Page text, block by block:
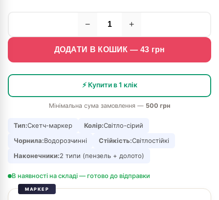
− +
ДОДАТИ В КОШИК — 43 грн
⚡ Купити в 1 клік
Мінімальна сума замовлення — 500 грн
Тип:Скетч-маркер Колір:Світло-сірий
Чорнила:Водорозчинні Стійкість:Світлостійкі
Наконечники:2 типи (пензель + долото)
В наявності на складі — готово до відправки
МАРКЕР